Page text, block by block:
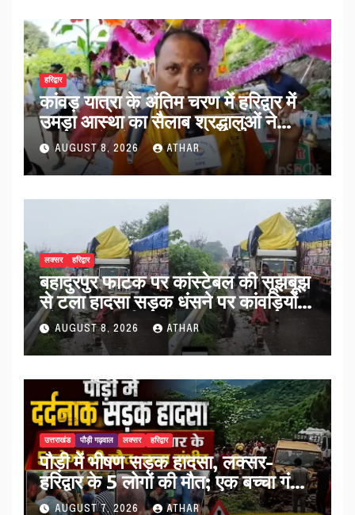
हरिद्वार
कांवड़ यात्रा के अंतिम चरण में हरिद्वार में
उमड़ा आस्था का सैलाब श्रद्धालुओं ने
व्यवस्थाओं को सराहा…
AUGUST 8, 2026 ATHAR
लक्सर हरिद्वार
बहादुरपुर फाटक पर कांस्टेबल की सूझबूझ
से टला हादसा सड़क धंसने पर कांवड़ियों
को किया अलर्ट…
AUGUST 8, 2026 ATHAR
उत्तराखंड पौड़ी गढ़वाल लक्सर हरिद्वार
पौड़ी में भीषण सड़क हादसा, लक्सर-
हरिद्वार के 5 लोगों की मौत; एक बच्चा गंभीर
घायल…
AUGUST 7, 2026 ATHAR